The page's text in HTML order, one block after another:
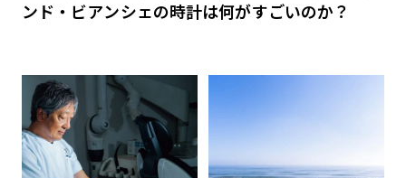
ンド・ビアンシェの時計は何がすごいのか？